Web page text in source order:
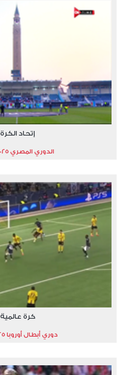
إتحاد الكرة
الدوري المصري 2024/2025
كرة عالمية
دوري أبطال أوروبا 2024/2025